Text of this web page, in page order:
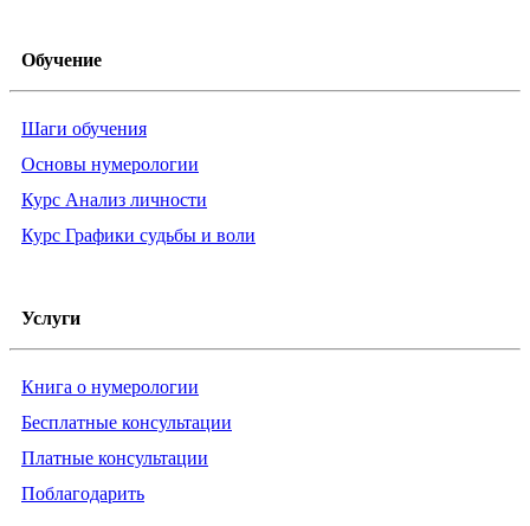
Обучение
Шаги обучения
Основы нумерологии
Курс Анализ личности
Курс Графики судьбы и воли
Услуги
Книга о нумерологии
Бесплатные консультации
Платные консультации
Поблагодарить